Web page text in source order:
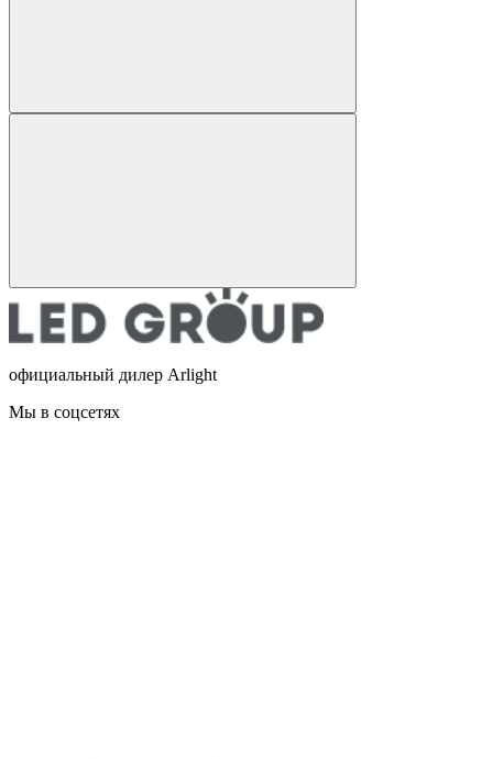
официальный дилер Arlight
Мы в соцсетях